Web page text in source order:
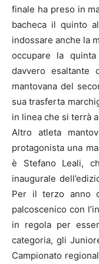
finale ha preso in
bacheca il quinto
indossare anche la
occupare la
davvero esaltante
mantovana del
sua trasferta
in linea che si terrà
Altro atleta
protagonista una
è Stefano Leali,
inaugurale
Per il terzo anno
palcoscenico con
in regola per
categoria, gli
Campionato